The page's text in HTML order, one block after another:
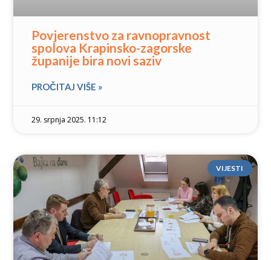
Povjerenstvo za ravnopravnost
spolova Krapinsko-zagorske
županije bira novi saziv
PROČITAJ VIŠE »
29. srpnja 2025. 11:12
VIJESTI